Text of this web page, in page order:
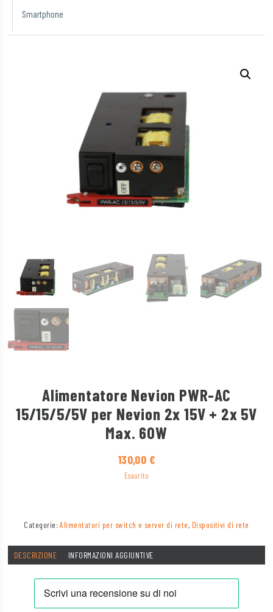
Smartphone
Alimentatore Nevion PWR-AC
15/15/5/5V per Nevion 2x 15V + 2x 5V
Max. 60W
130,00 €
Esaurito
Categorie:Alimentatori per switch e server di rete, Dispositivi di rete
DESCRIZIONE INFORMAZIONI AGGIUNTIVE